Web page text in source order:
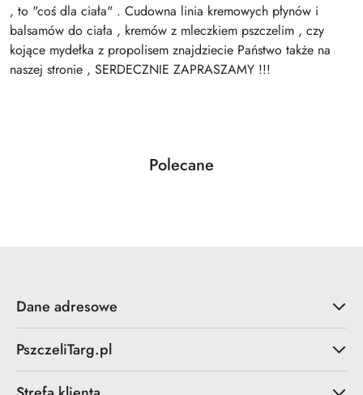
, to "coś dla ciała" . Cudowna linia kremowych płynów i
balsamów do ciała , kremów z mleczkiem pszczelim , czy
kojące mydełka z propolisem znajdziecie Państwo także na
naszej stronie , SERDECZNIE ZAPRASZAMY !!!
Pomiń karuzelę produktów
Produkty
Polecane
Dane adresowe
PszczeliTarg.pl